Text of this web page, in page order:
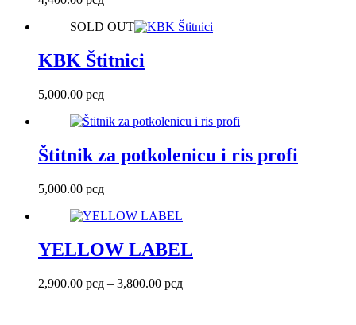
SOLD OUT
KBK Štitnici
5,000.00 рсд
Štitnik za potkolenicu i ris profi
5,000.00 рсд
YELLOW LABEL
2,900.00 рсд – 3,800.00 рсдRaspon